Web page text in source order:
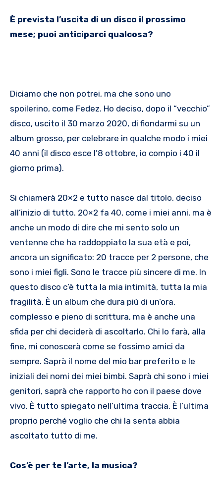
È prevista l’uscita di un disco il prossimo
mese; puoi anticiparci qualcosa?
Diciamo che non potrei, ma che sono uno
spoilerino, come Fedez. Ho deciso, dopo il “vecchio”
disco, uscito il 30 marzo 2020, di fiondarmi su un
album grosso, per celebrare in qualche modo i miei
40 anni (il disco esce l’8 ottobre, io compio i 40 il
giorno prima).
Si chiamerà 20×2 e tutto nasce dal titolo, deciso
all’inizio di tutto. 20×2 fa 40, come i miei anni, ma è
anche un modo di dire che mi sento solo un
ventenne che ha raddoppiato la sua età e poi,
ancora un significato: 20 tracce per 2 persone, che
sono i miei figli. Sono le tracce più sincere di me. In
questo disco c’è tutta la mia intimità, tutta la mia
fragilità. È un album che dura più di un’ora,
complesso e pieno di scrittura, ma è anche una
sfida per chi deciderà di ascoltarlo. Chi lo farà, alla
fine, mi conoscerà come se fossimo amici da
sempre. Saprà il nome del mio bar preferito e le
iniziali dei nomi dei miei bimbi. Saprà chi sono i miei
genitori, saprà che rapporto ho con il paese dove
vivo. È tutto spiegato nell’ultima traccia. È l’ultima
proprio perché voglio che chi la senta abbia
ascoltato tutto di me.
Cos’è per te l’arte, la musica?